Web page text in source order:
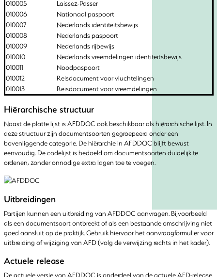
010005
Laissez-Passer
010006
Nationaal paspoort
010007
Nederlands identiteitsbewijs
010008
Nederlands paspoort
010009
Nederlands rijbewijs
010010
Nederlands vreemdelingen identiteitsbewijs
010011
Noodpaspoort
010012
Reisdocument voor vluchtelingen
010013
Reisdocument voor vreemdelingen
Hiërarchische structuur
Naast de platte lijst is AFDDOC ook beschikbaar als hiërarchische lijst. In
deze structuur zijn documentsoorten gegroepeerd onder een
bovenliggende categorie. De hiërarchie in AFDDOC blijft bewust
eenvoudig. De codelijst is bedoeld om documentsoorten duidelijk te
ordenen, zonder onnodige extra lagen toe te voegen.
Uitbreidingen
Partijen kunnen een uitbreiding van AFDDOC aanvragen. Bijvoorbeeld
als een documentsoort ontbreekt of als een bestaande omschrijving niet
goed aansluit op de praktijk. Gebruik hiervoor het aanvraagformulier voor
uitbreiding of wijziging van AFD (volg de verwijzing rechts in het kader).
Actuele release
De actuele versie van AFDDOC is onderdeel van de actuele AFD-release.